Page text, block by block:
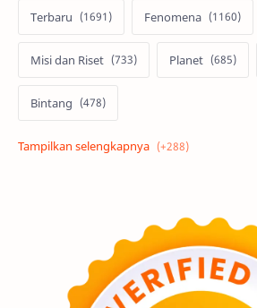
Terbaru Fenomena
Misi dan Riset Planet
Bintang
Alam semesta Galaksi
Tata Surya
Asteroid